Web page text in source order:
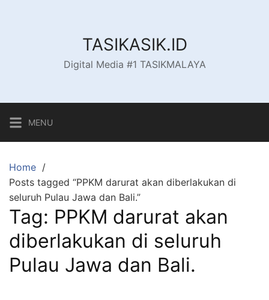
TASIKASIK.ID
Digital Media #1 TASIKMALAYA
MENU
Home
Posts tagged “PPKM darurat akan diberlakukan di
seluruh Pulau Jawa dan Bali.”
Tag: PPKM darurat akan
diberlakukan di seluruh
Pulau Jawa dan Bali.